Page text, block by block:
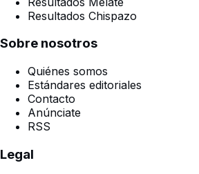
Resultados Chispazo
Sobre nosotros
Quiénes somos
Estándares editoriales
Contacto
Anúnciate
RSS
Legal